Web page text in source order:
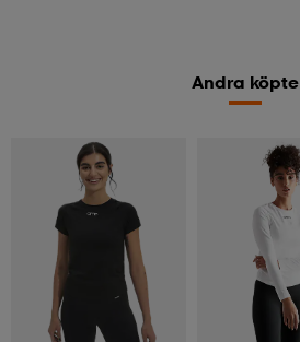
Andra köpte